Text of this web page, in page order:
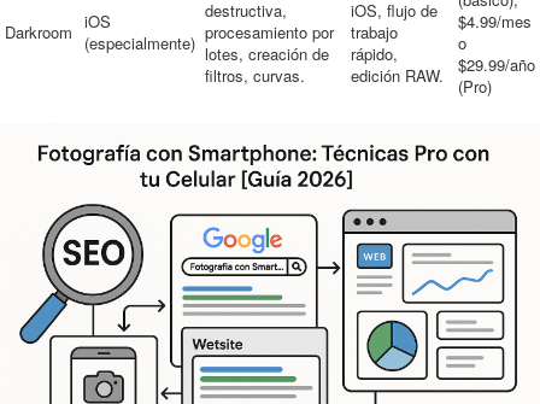
Darkroom iOS
(especialmente)
destructiva,
procesamiento por
lotes, creación de
filtros, curvas.
iOS, flujo de
trabajo
rápido,
edición RAW.
$4.99/mes
o
$29.99/año
(Pro)